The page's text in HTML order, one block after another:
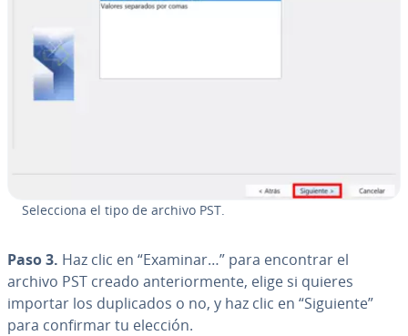
Se­le­c­cio­na el tipo de archivo PST.
Paso 3. Haz clic en “Examinar…” para encontrar el
archivo PST creado an­te­rio­r­me­n­te, elige si quieres
importar los du­pli­ca­dos o no, y haz clic en “Siguiente”
para confirmar tu elección.